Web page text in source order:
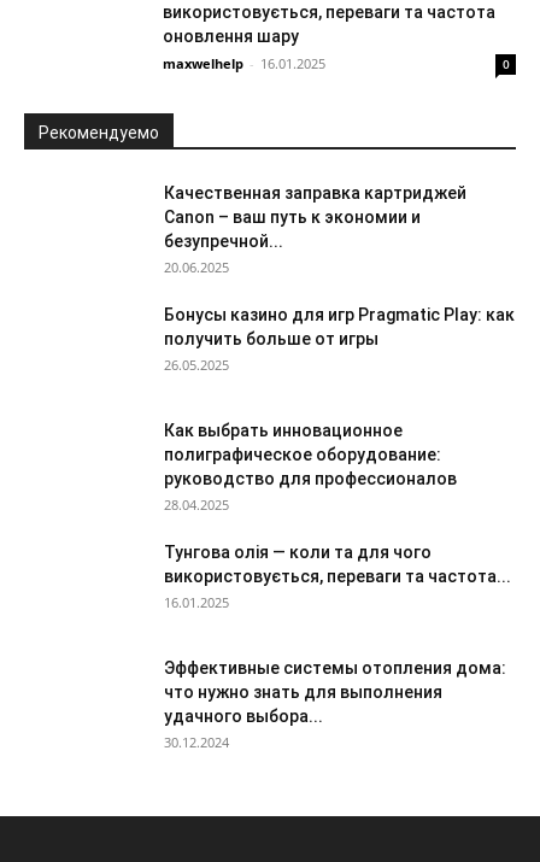
використовується, переваги та частота
оновлення шару
maxwelhelp - 16.01.2025 0
Рекомендуемо
Качественная заправка картриджей
Canon – ваш путь к экономии и
безупречной...
20.06.2025
Бонусы казино для игр Pragmatic Play: как
получить больше от игры
26.05.2025
Как выбрать инновационное
полиграфическое оборудование:
руководство для профессионалов
28.04.2025
Тунгова олія — коли та для чого
використовується, переваги та частота...
16.01.2025
Эффективные системы отопления дома:
что нужно знать для выполнения
удачного выбора...
30.12.2024